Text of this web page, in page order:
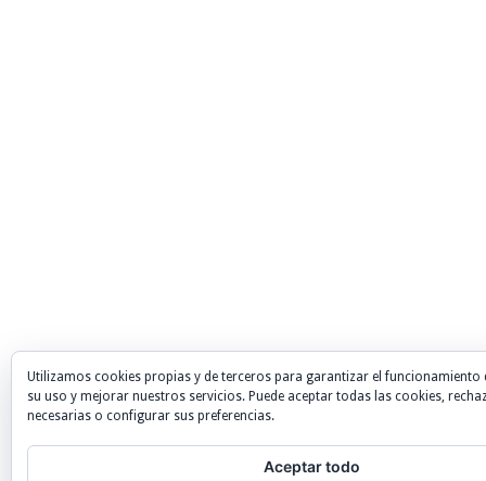
Utilizamos cookies propias y de terceros para garantizar el funcionamiento
su uso y mejorar nuestros servicios. Puede aceptar todas las cookies,
necesarias o configurar sus preferencias.
Aceptar todo